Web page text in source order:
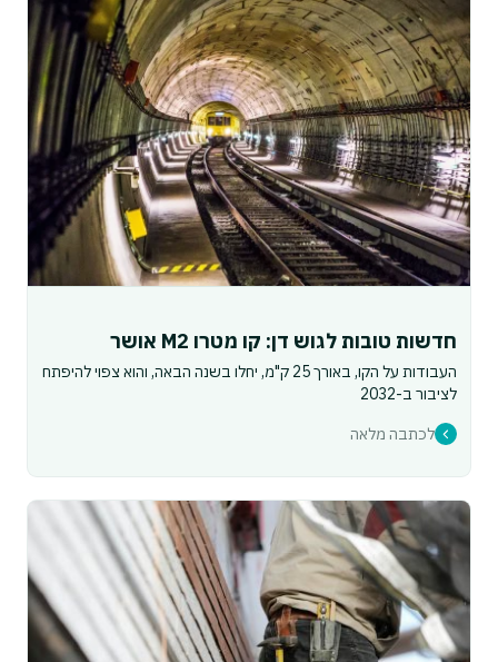
חדשות טובות לגוש דן: קו מטרו M2 אושר
העבודות על הקו, באורך 25 ק"מ, יחלו בשנה הבאה, והוא צפוי להיפתח
לציבור ב-2032
לכתבה מלאה